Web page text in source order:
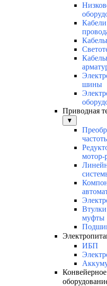
шины
Приводная
▼
мотор-
муфты
ИБП
Конвейерное